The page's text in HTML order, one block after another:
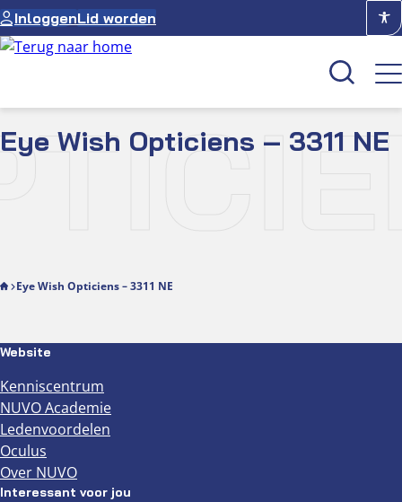
Ga
naar
de
InloggenLid worden
Eye Wish Opticiens – 3311 NE
Eye Wish Opticiens – 3311 NE
Website
Kenniscentrum
NUVO Academie
Ledenvoordelen
Oculus
Over NUVO
Interessant voor jou